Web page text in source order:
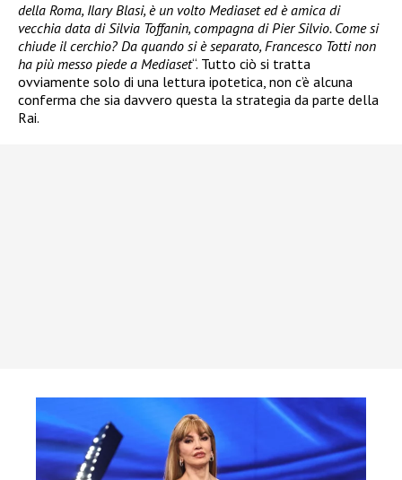
della Roma, Ilary Blasi, è un volto Mediaset ed è amica di
vecchia data di Silvia Toffanin, compagna di Pier Silvio. Come si
chiude il cerchio? Da quando si è separato, Francesco Totti non
ha più messo piede a Mediaset“. Tutto ciò si tratta
ovviamente solo di una lettura ipotetica, non c’è alcuna
conferma che sia davvero questa la strategia da parte della
Rai.